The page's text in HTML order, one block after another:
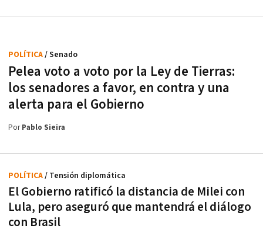
Pelea voto a voto por la Ley de Tierras:
los senadores a favor, en contra y una
alerta para el Gobierno
POLÍTICA/ Senado
PorPablo Sieira
El Gobierno ratificó la distancia de Milei con
Lula, pero aseguró que mantendrá el diálogo
con Brasil
POLÍTICA/ Tensión diplomática